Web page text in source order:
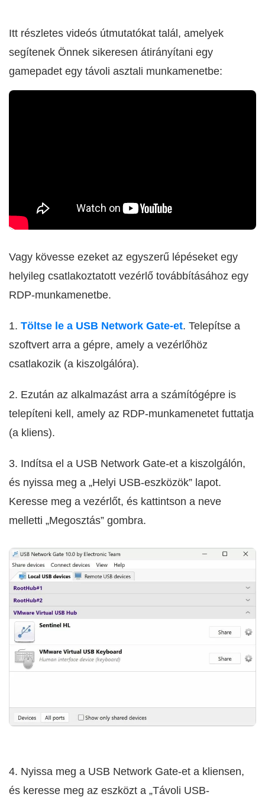
Itt részletes videós útmutatókat talál, amelyek
segítenek Önnek sikeresen átirányítani egy
gamepadet egy távoli asztali munkamenetbe:
Vagy kövesse ezeket az egyszerű lépéseket egy
helyileg csatlakoztatott vezérlő továbbításához egy
RDP-munkamenetbe.
1. Töltse le a USB Network Gate-et. Telepítse a
szoftvert arra a gépre, amely a vezérlőhöz
csatlakozik (a kiszolgálóra).
2. Ezután az alkalmazást arra a számítógépre is
telepíteni kell, amely az RDP-munkamenetet futtatja
(a kliens).
3. Indítsa el a USB Network Gate-et a kiszolgálón,
és nyissa meg a „Helyi USB-eszközök” lapot.
Keresse meg a vezérlőt, és kattintson a neve
melletti „Megosztás” gombra.
4. Nyissa meg a USB Network Gate-et a kliensen,
és keresse meg az eszközt a „Távoli USB-